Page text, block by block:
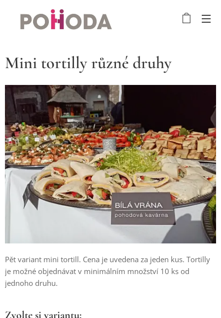
Mini tortilly různé druhy
Pět variant mini tortill. Cena je uvedena za jeden kus. Tortilly
je možné objednávat v minimálním množství 10 ks od
jednoho druhu.
Zvolte si variantu: